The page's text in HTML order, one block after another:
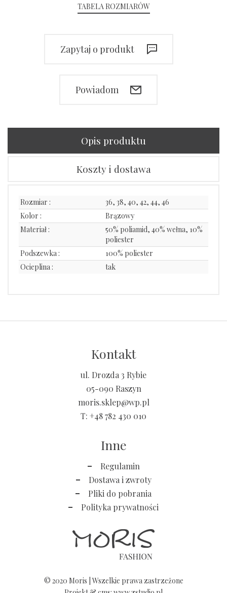
TABELA ROZMIARÓW
Zapytaj o produkt
Powiadom
Opis produktu
Koszty i dostawa
Rozmiar :
36, 38, 40, 42, 44, 46
Kolor :
Brązowy
Materiał :
50% poliamid, 40% wełna, 10%
poliester
Podszewka :
100% poliester
Ocieplina :
tak
Kontakt
ul. Drozda 3 Rybie
05-090 Raszyn
moris.sklep@wp.pl
T: +48 782 430 010
Inne
Regulamin
Dostawa i zwroty
Pliki do pobrania
Polityka prywatności
© 2020 Moris | Wszelkie prawa zastrzeżone